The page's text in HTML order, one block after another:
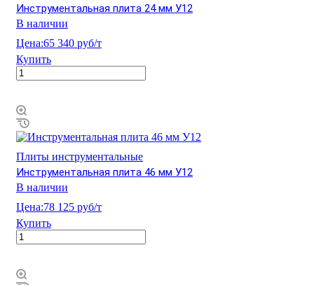
Инструментальная плита 24 мм У12
В наличии
Цена:65 340 руб/т
Купить
Плиты инструментальные
Инструментальная плита 46 мм У12
В наличии
Цена:78 125 руб/т
Купить